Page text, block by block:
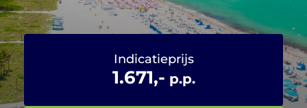
Indicatieprijs
1.671,- p.p.